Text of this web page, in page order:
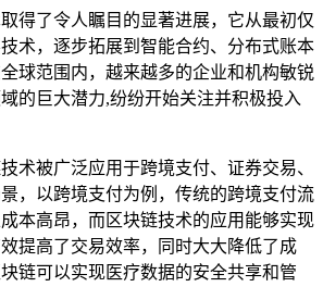
得了令人瞩目的显著进展，它从最初仅
术，逐步拓展到智能合约、分布式账本
球范围内，越来越多的企业和机构敏锐
的巨大潜力,纷纷开始关注并积极投入
术被广泛应用于跨境支付、证券交易、
，以跨境支付为例，传统的跨境支付流
本高昂，而区块链技术的应用能够实现
提高了交易效率，同时大大降低了成
链可以实现医疗数据的安全共享和管